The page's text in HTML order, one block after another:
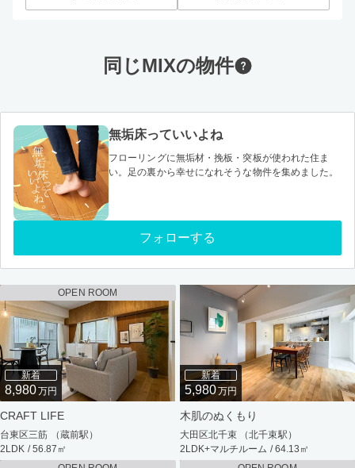
同じMIXの物件
無垢床っていいよね
フローリングに無垢材・挽板・突板が使われた住ま
い。足の裏から幸せになれそうな物件を集めました。
フォローする
OPEN ROOM
新着
8,980万円
CRAFT LIFE
台東区三筋 （蔵前駅）
2LDK / 56.87㎡
新着
5,980万円
木肌のぬくもり
大田区北千束 （北千束駅）
2LDK+マルチルーム / 64.13㎡